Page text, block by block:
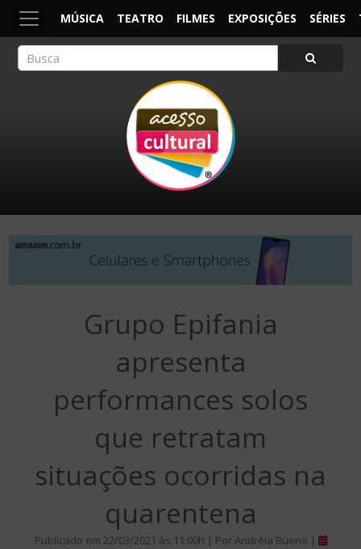
MÚSICA TEATRO FILMES EXPOSIÇÕES SÉRIES
Grupo Epifania
apresenta
performances solos
que retratam
situações ocorridas na
quarentena
Publicado em 22/03/2021 às 11:00h | Por Andréia Bueno |